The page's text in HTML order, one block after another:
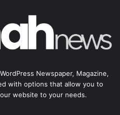
Newspaper, Magazine,
with options that allow you to
website to your needs.